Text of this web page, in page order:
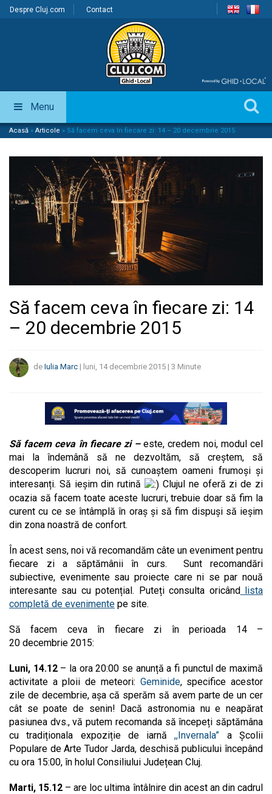
Despre Cluj.com Contact
Menu
Acasă » Articole » Să facem ceva în fiecare zi: 14 – 20 decembrie 2015
Să facem ceva în fiecare zi: 14
– 20 decembrie 2015
de Iulia Marc | luni, 14 decembrie 2015 | 3 Minute
Să facem ceva în fiecare zi –este, credem noi, modul cel
mai la îndemână să ne dezvoltăm, să creștem, să
descoperim lucruri noi, să cunoaștem oameni frumoși și
interesanți. Să ieșim din rutină
Clujul ne oferă zi de zi
ocazia să facem toate aceste lucruri, trebuie doar să fim la
curent cu ce se întâmplă în oraș și să fim dispuși să ieșim
din zona noastră de confort.
În acest sens, noi vă recomandăm câte un eveniment pentru
fiecare zi a săptămânii în curs. Sunt recomandări
subiective, evenimente sau proiecte care ni se par nouă
interesante sau cu potențial. Puteți consulta oricândlista
completă de evenimente pe site.
Să facem ceva în fiecare zi în perioada 14 –
20 decembrie 2015:
Luni, 14.12– la ora 20:00 se anunță a fi punctul de maximă
activitate a ploii de meteori: Geminide, specifice acestor
zile de decembrie, așa că sperăm să avem parte de un cer
cât se poate de senin! Dacă astronomia nu e neapărat
pasiunea dvs., vă putem recomanda să începeți săptămâna
cu tradiționala expoziție de iarnă,,Invernala” a Școlii
Populare de Arte Tudor Jarda, deschisă publicului începând
cu ora 15:00, în holul Consiliului Județean Cluj.
Marti, 15.12 – are loc ultima întâlnire din acest an din cadrul